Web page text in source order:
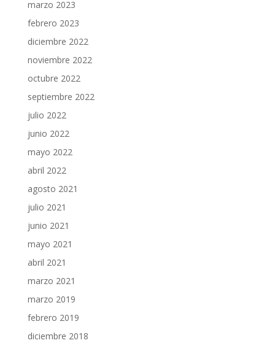
marzo 2023
febrero 2023
diciembre 2022
noviembre 2022
octubre 2022
septiembre 2022
julio 2022
junio 2022
mayo 2022
abril 2022
agosto 2021
julio 2021
junio 2021
mayo 2021
abril 2021
marzo 2021
marzo 2019
febrero 2019
diciembre 2018